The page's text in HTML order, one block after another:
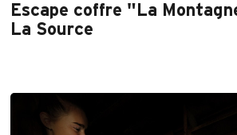
Escape coffre "La
La Source